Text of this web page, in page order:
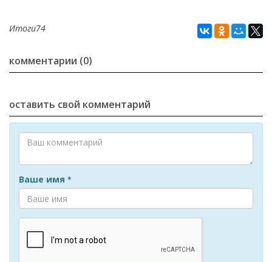
Итоги74
комментарии (0)
оставить свой комментарий
Ваше имя *